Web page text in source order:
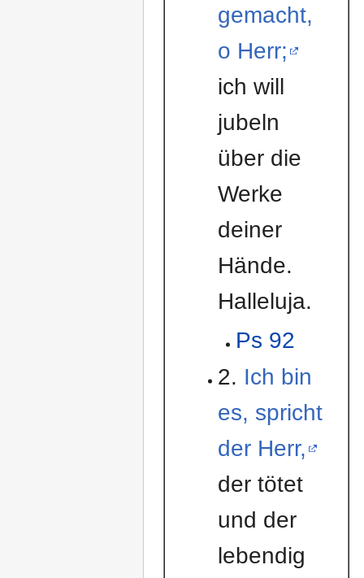
gemacht,
o Herr;
ich will
jubeln
über die
Werke
deiner
Hände.
Halleluja.
Ps 92
2. Ich bin
es, spricht
der Herr,
der tötet
und der
lebendig